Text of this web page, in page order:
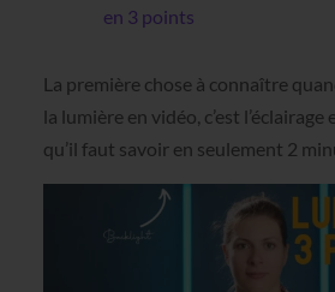
en 3 points
La première chose à connaître
la lumière en vidéo, c’est
qu’il faut savoir en seulement 2